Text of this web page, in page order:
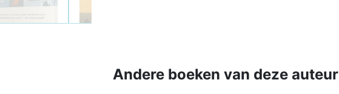
Andere boeken van deze auteur